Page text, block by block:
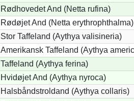
Rødhovedet And (Netta rufina)
Rødøjet And (Netta erythrophthalma)
Stor Taffeland (Aythya valisineria)
Amerikansk Taffeland (Aythya
Taffeland (Aythya ferina)
Hvidøjet And (Aythya nyroca)
Halsbåndstroldand (Aythya collaris)